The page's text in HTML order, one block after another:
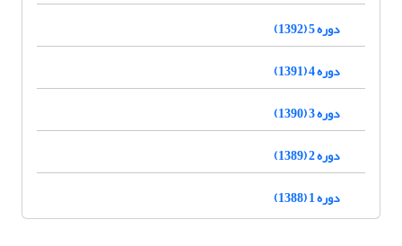
دوره 5 (1392)
دوره 4 (1391)
دوره 3 (1390)
دوره 2 (1389)
دوره 1 (1388)